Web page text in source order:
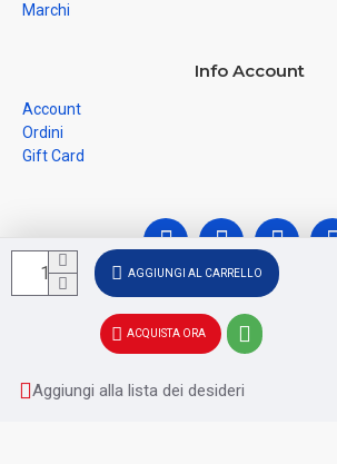
AGGIUNGI AL CARRELLO
ACQUISTA ORA
Aggiungi alla lista dei desideri
Marchi
Info Account
Account
Ordini
Gift Card
© Ferramenta Santoro Domenico 2026, C.F.
SNTDNC60T04F481U, P.IVA IT02228110652